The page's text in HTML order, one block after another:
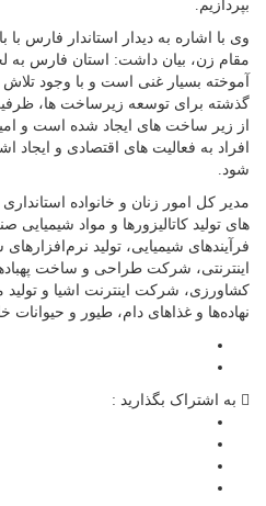
بپردازیم.
وی با اشاره به دیدار استاندار فارس با
مقام زن، بیان داشت: استان فارس به
آموخته بسیار غنی است و با وجود
گذشته برای توسعه زیرساخت ها،
از زیر ساخت های ایجاد شده است و
افراد به فعالیت های اقتصادی و ایجاد
شود.
مدیر کل امور زنان و خانواده
های تولید کاتالیزورها و مواد
فرآیندهای شیمیایی، تولید
اینترنتی، شرکت طراحی و ساخت
کشاورزی، شرکت اینترنت اشیا و تولید
نهاده‌ها و غذاهای دام، طیور و حیوانات
به اشتراک بگذارید :